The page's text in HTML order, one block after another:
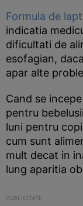
Formula de
indicatia
dificultati de
esofagian,
apar alte
Cand se incepe
pentru
luni pentru
cum sunt
mult decat in
lung aparitia